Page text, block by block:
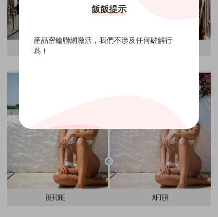
飯飯提示
産品密鑰聯網激活，我們不涉及任何破解行
爲！